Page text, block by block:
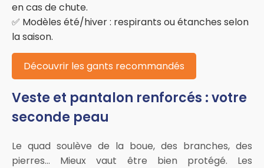
en cas de chute.
✅ Modèles été/hiver : respirants ou étanches selon
la saison.
Découvrir les gants recommandés
Veste et pantalon renforcés : votre
seconde peau
Le quad soulève de la boue, des branches, des
pierres... Mieux vaut être bien protégé. Les